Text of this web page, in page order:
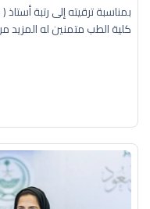
بمناسبة ترقيته إلى رتبة
كلية الطب متمنين له المزيد